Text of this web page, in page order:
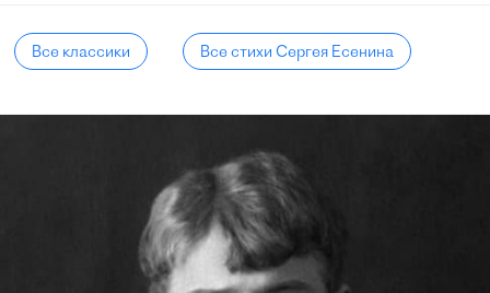
Все классики Все стихи Сергея Есенина